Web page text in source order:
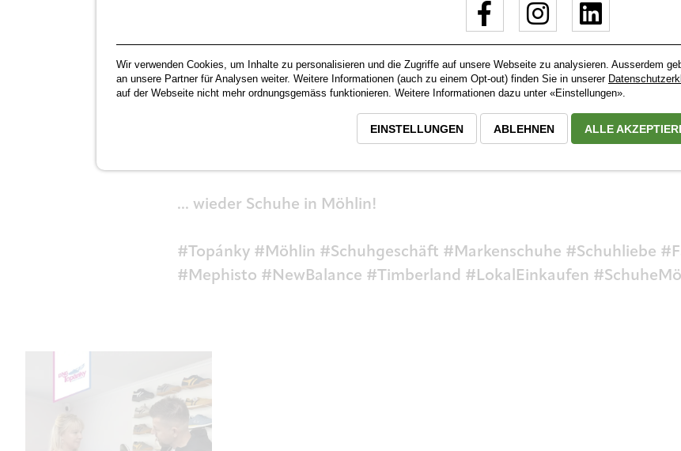
Unsere Öffnungszeiten:
• Dienstag bis Freitag: 09.00 - 12.00 Uhr / 14.00 - 18.00 Uhr
• Samstag: 09.00 - 13.00 Uhr
... wieder Schuhe in Möhlin!
#Topánky #Möhlin #Schuhgeschäft #Markenschuhe #Schuhliebe
#Mephisto #NewBalance #Timberland #LokalEinkaufen
Wir verwenden Cookies, um Inhalte zu personalisieren und die Zugriffe auf unsere Webseite zu analysieren. Ausserdem
an unsere Partner für Analysen weiter. Weitere Informationen (auch zu einem Opt-out) finden Sie in unserer
auf der Webseite nicht mehr ordnungsgemäss funktionieren. Weitere Informationen dazu unter «Einstellungen».
EINSTELLUNGEN ABLEHNEN ALLE